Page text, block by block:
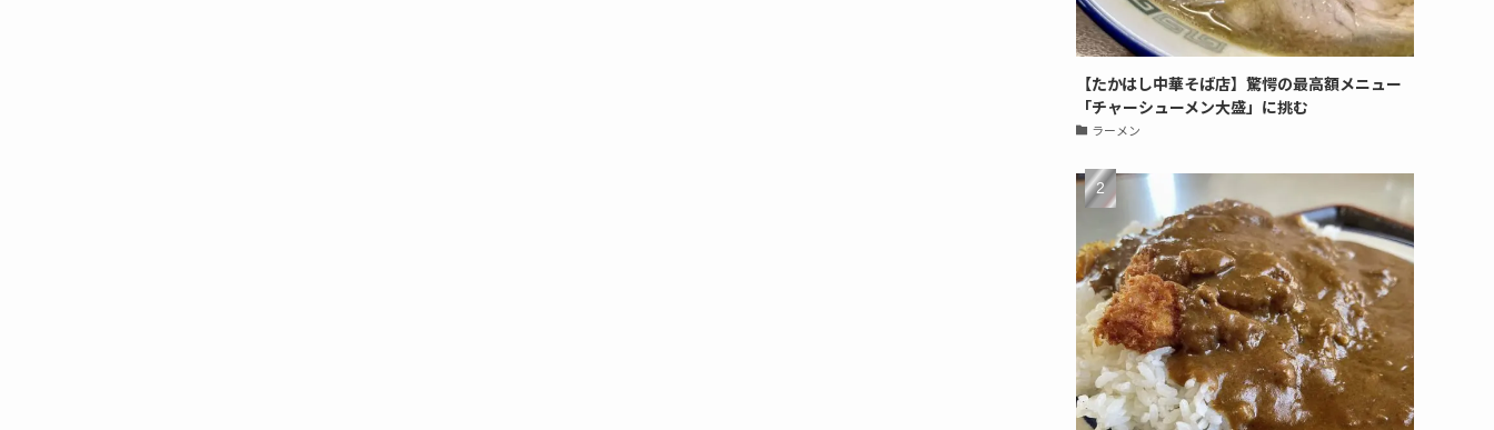
【たかはし中華そば店】驚愕の最高額メニュー
「チャーシューメン大盛」に挑む
ラーメン